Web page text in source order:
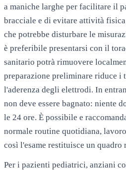
a maniche larghe per facilitare il
bracciale e di evitare attività
che potrebbe disturbare le
è preferibile presentarsi con il
sanitario potrà rimuovere
preparazione preliminare riduce i
l'aderenza degli elettrodi. In
non deve essere bagnato: niente
le 24 ore. È possibile e
normale routine quotidiana,
così l'esame restituisce un quadro
Per i pazienti pediatrici, anziani